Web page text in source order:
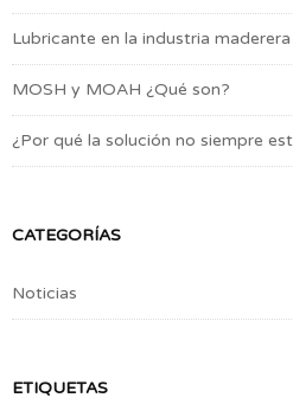
Lubricante en la industria maderera
MOSH y MOAH ¿Qué son?
¿Por qué la solución no siempre
CATEGORÍAS
Noticias
ETIQUETAS